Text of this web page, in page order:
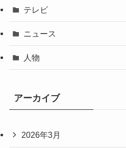
テレビ
ニュース
人物
アーカイブ
2026年3月